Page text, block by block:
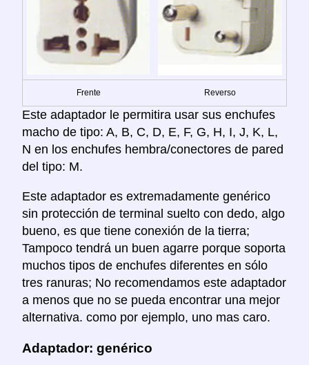
Frente Reverso
Este adaptador le permitira usar sus enchufes
macho de tipo: A, B, C, D, E, F, G, H, I, J, K, L,
N en los enchufes hembra/conectores de pared
del tipo: M.
Este adaptador es extremadamente genérico
sin protección de terminal suelto con dedo, algo
bueno, es que tiene conexión de la tierra;
Tampoco tendrá un buen agarre porque soporta
muchos tipos de enchufes diferentes en sólo
tres ranuras; No recomendamos este adaptador
a menos que no se pueda encontrar una mejor
alternativa. como por ejemplo, uno mas caro.
Adaptador: genérico